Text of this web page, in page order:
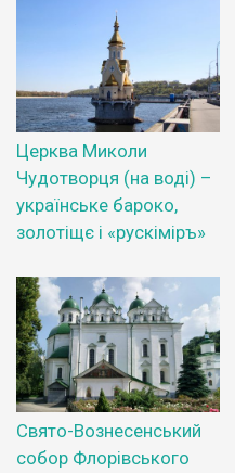
Церква Миколи
Чудотворця (на воді) –
українське бароко,
золотіщє і «рускіміръ»
Свято-Вознесенський
собор Флорівського